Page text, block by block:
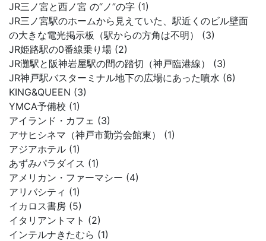
JR三ノ宮と西ノ宮 の“ノ”の字 (1)
JR三ノ宮駅のホームから見えていた、駅近くのビル壁面
の大きな電光掲示板（駅からの方角は不明） (3)
JR姫路駅の0番線乗り場 (2)
JR灘駅と阪神岩屋駅の間の踏切（神戸臨港線） (3)
JR神戸駅バスターミナル地下の広場にあった噴水 (6)
KING&QUEEN (3)
YMCA予備校 (1)
アイランド・カフェ (3)
アサヒシネマ（神戸市勤労会館東） (1)
アジアホテル (1)
あずみパラダイス (1)
アメリカン・ファーマシー (4)
アリバシティ (1)
イカロス書房 (5)
イタリアントマト (2)
インテルナきたむら (1)